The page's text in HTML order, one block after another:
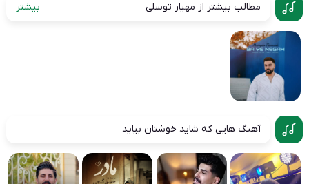
مطالب بیشتر از مهیار توسلی بیشتر
آهنگ هایی که شاید خوشتان بیاید